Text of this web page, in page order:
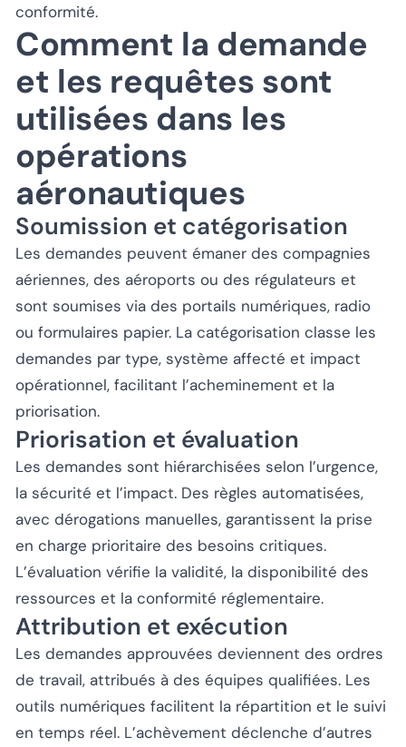
conformité.
Comment la demande
et les requêtes sont
utilisées dans les
opérations
aéronautiques
Soumission et catégorisation
Les demandes peuvent émaner des compagnies
aériennes, des aéroports ou des régulateurs et
sont soumises via des portails numériques, radio
ou formulaires papier. La catégorisation classe les
demandes par type, système affecté et impact
opérationnel, facilitant l’acheminement et la
priorisation.
Priorisation et évaluation
Les demandes sont hiérarchisées selon l’urgence,
la sécurité et l’impact. Des règles automatisées,
avec dérogations manuelles, garantissent la prise
en charge prioritaire des besoins critiques.
L’évaluation vérifie la validité, la disponibilité des
ressources et la conformité réglementaire.
Attribution et exécution
Les demandes approuvées deviennent des ordres
de travail, attribués à des équipes qualifiées. Les
outils numériques facilitent la répartition et le suivi
en temps réel. L’achèvement déclenche d’autres